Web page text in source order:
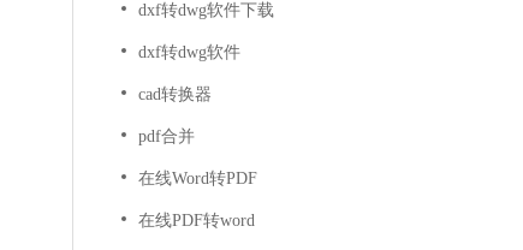
dxf转dwg软件下载
dxf转dwg软件
cad转换器
pdf合并
在线Word转PDF
在线PDF转word